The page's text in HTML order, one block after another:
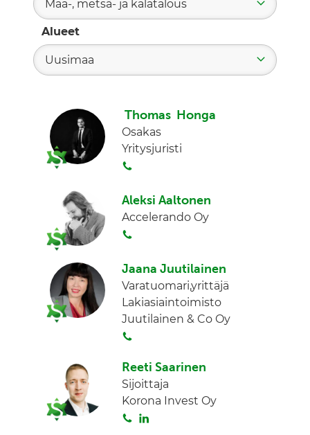
Maa-, metsä- ja kalatalous
Alueet
Uusimaa
Thomas Honga
Osakas
Yritysjuristi
i
t
Aleksi Aaltonen
Accelerando Oy
i
t
a
Jaana Juutilainen
Varatuomari,yrittäjä
Lakiasiaintoimisto
Juutilainen & Co Oy
i
t
a
Reeti Saarinen
Sijoittaja
Korona Invest Oy
S